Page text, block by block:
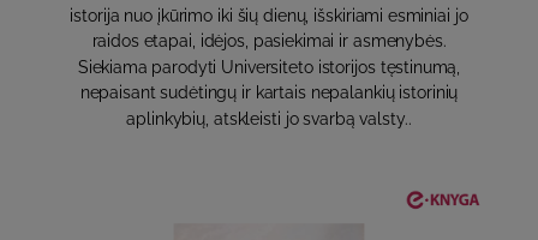
istorija nuo įkūrimo iki šių dienų, išskiriami esminiai jo
raidos etapai, idėjos, pasiekimai ir asmenybės.
Siekiama parodyti Universiteto istorijos tęstinumą,
nepaisant sudėtingų ir kartais nepalankių istorinių
aplinkybių, atskleisti jo svarbą valsty..